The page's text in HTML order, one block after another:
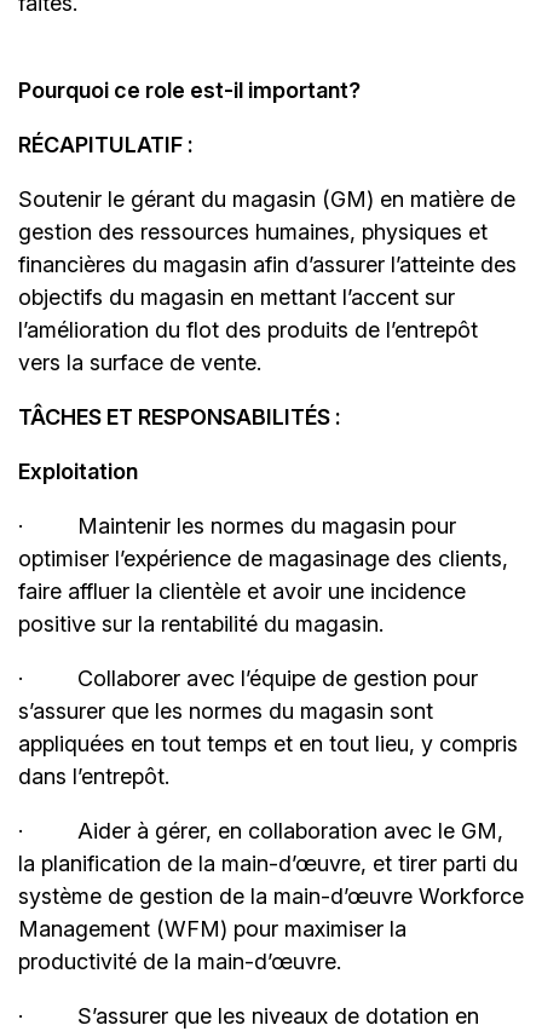
Pourquoi ce role est-il important?
RÉCAPITULATIF :
Soutenir le gérant du magasin (GM) en matière de
gestion des ressources humaines, physiques et
financières du magasin afin d’assurer l’atteinte des
objectifs du magasin en mettant l’accent sur
l’amélioration du flot des produits de l’entrepôt
vers la surface de vente.
TÂCHES ET RESPONSABILITÉS :
Exploitation
· Maintenir les normes du magasin pour
optimiser l’expérience de magasinage des clients,
faire affluer la clientèle et avoir une incidence
positive sur la rentabilité du magasin.
· Collaborer avec l’équipe de gestion pour
s’assurer que les normes du magasin sont
appliquées en tout temps et en tout lieu, y compris
dans l’entrepôt.
· Aider à gérer, en collaboration avec le GM,
la planification de la main-d’œuvre, et tirer parti du
système de gestion de la main-d’œuvre Workforce
Management (WFM) pour maximiser la
productivité de la main-d’œuvre.
· S’assurer que les niveaux de dotation en